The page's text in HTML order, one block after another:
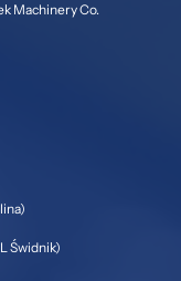
Machinery Co.
Świdnik)